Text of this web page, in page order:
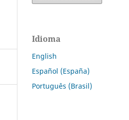
Idioma
English
Español (España)
Português (Brasil)